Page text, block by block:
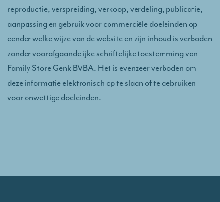
reproductie, verspreiding, verkoop, verdeling, publicatie,
aanpassing en gebruik voor commerciële doeleinden op
eender welke wijze van de website en zijn inhoud is verboden
zonder voorafgaandelijke schriftelijke toestemming van
Family Store Genk BVBA. Het is evenzeer verboden om
deze informatie elektronisch op te slaan of te gebruiken
voor onwettige doeleinden.